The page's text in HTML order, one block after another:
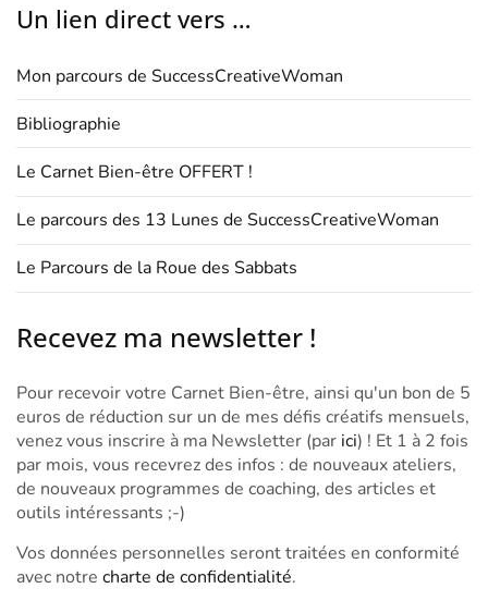
Un lien direct vers …
Mon parcours de SuccessCreativeWoman
Bibliographie
Le Carnet Bien-être OFFERT !
Le parcours des 13 Lunes de SuccessCreativeWoman
Le Parcours de la Roue des Sabbats
Recevez ma newsletter !
Pour recevoir votre Carnet Bien-être, ainsi qu'un bon de 5
euros de réduction sur un de mes défis créatifs mensuels,
venez vous inscrire à ma Newsletter (par ici) ! Et 1 à 2 fois
par mois, vous recevrez des infos : de nouveaux ateliers,
de nouveaux programmes de coaching, des articles et
outils intéressants ;-)
Vos données personnelles seront traitées en conformité
avec notre charte de confidentialité.